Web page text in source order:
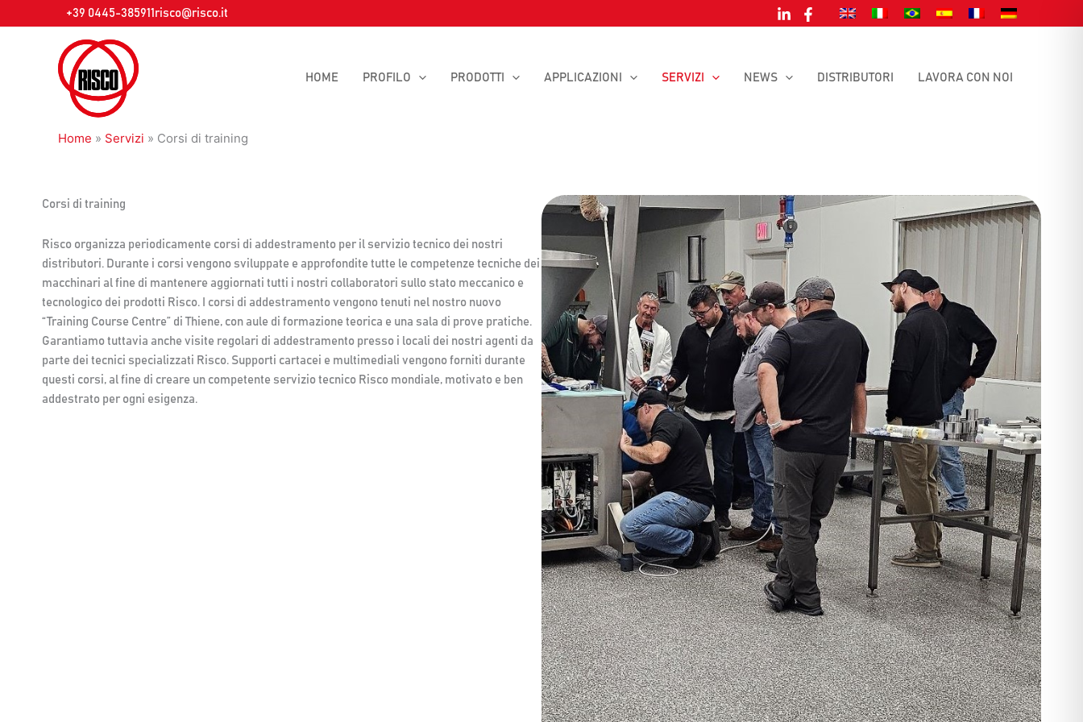
al
+39 0445-385911 risco@risco.it
HOME PROFILO PRODOTTI APPLICAZIONI SERVIZI NEWS DISTRIBUTORI LAVORA CON NOI
Home » Servizi » Corsi di training
Corsi di training
Risco organizza periodicamente corsi di addestramento per il servizio tecnico dei nostri
distributori. Durante i corsi vengono sviluppate e approfondite tutte le competenze tecniche dei
macchinari al fine di mantenere aggiornati tutti i nostri collaboratori sullo stato meccanico e
tecnologico dei prodotti Risco. I corsi di addestramento vengono tenuti nel nostro nuovo
“Training Course Centre” di Thiene, con aule di formazione teorica e una sala di prove pratiche.
Garantiamo tuttavia anche visite regolari di addestramento presso i locali dei nostri agenti da
parte dei tecnici specializzati Risco. Supporti cartacei e multimediali vengono forniti durante
questi corsi, al fine di creare un competente servizio tecnico Risco mondiale, motivato e ben
addestrato per ogni esigenza.